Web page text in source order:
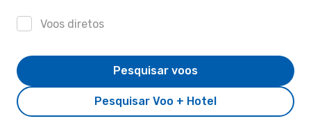
Voos diretos
Pesquisar Voo + Hotel
Pesquisar voos